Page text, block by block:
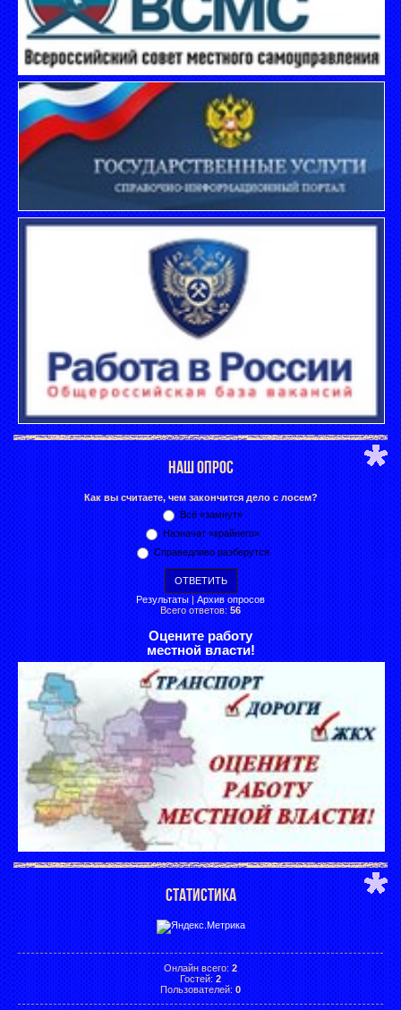
НАШ ОПРОС
Как вы считаете, чем закончится дело с лосем?
Всё «замнут»
Назначат «крайнего»
Справедливо разберутся
Результаты | Архив опросов
Всего ответов: 56
Оцените работу
местной власти!
СТАТИСТИКА
Онлайн всего: 2
Гостей: 2
Пользователей: 0